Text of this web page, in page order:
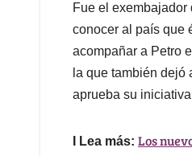
Fue el
conocer al país que
acompañar a Petro
la que también
aprueba su
I Lea más: Los